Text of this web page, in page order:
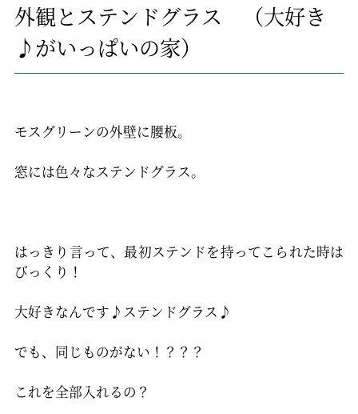
外観とステンドグラス （大好き
♪がいっぱいの家）
モスグリーンの外壁に腰板。
窓には色々なステンドグラス。
はっきり言って、最初ステンドを持ってこられた時は
びっくり！
大好きなんです♪ステンドグラス♪
でも、同じものがない！？？？
これを全部入れるの？